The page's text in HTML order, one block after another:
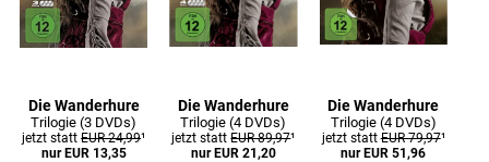
Die Wanderhure
Trilogie (3 DVDs)
jetzt stattEUR 24,99¹
nur EUR 13,35
Die Wanderhure
Trilogie (4 DVDs)
jetzt stattEUR 89,97¹
nur EUR 21,20
Die Wanderhure
Trilogie (4 DVDs)
jetzt stattEUR 79,97¹
nur EUR 51,96